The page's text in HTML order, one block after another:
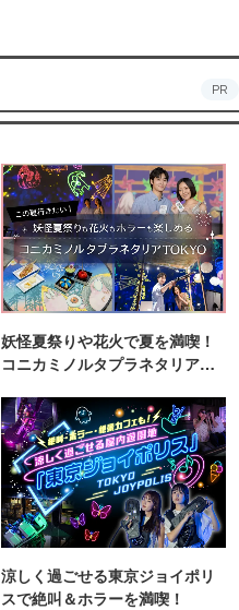
PR
妖怪夏祭りや花火で夏を満喫！
コニカミノルタプラネタリア
涼しく過ごせる東京ジョイポリ
スで絶叫＆ホラーを満喫！